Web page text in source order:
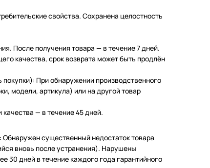
свойства. Сохранена целостность
После получения товара — в течение 7 дней.
качества, срок возврата может быть продлён
При обнаружении производственного
модели, артикула) или на другой товар
— в течение 45 дней.
существенный недостаток товара
вновь после устранения). Нарушены
30 дней в течение каждого года гарантийного